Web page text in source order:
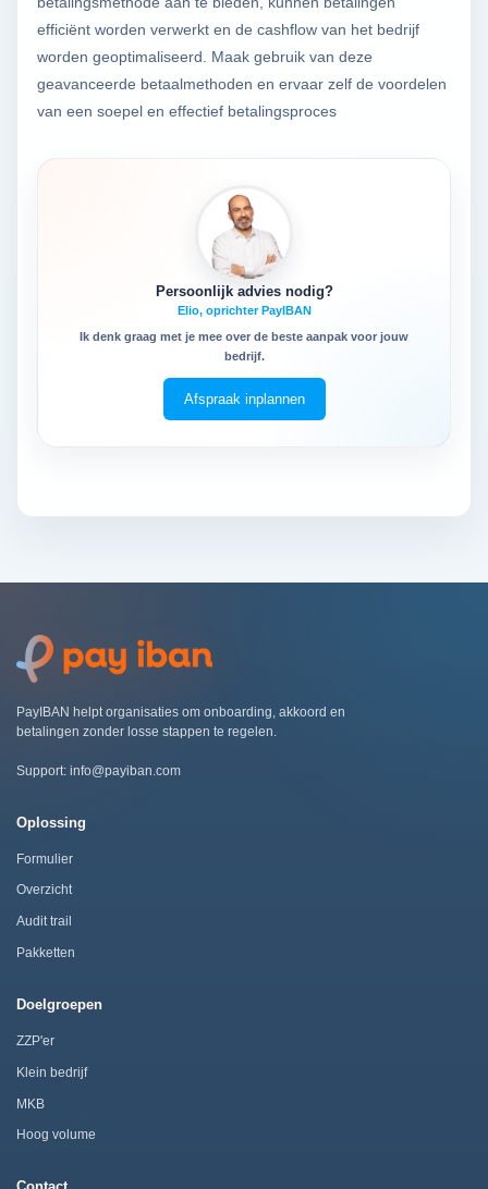
efficiënt worden verwerkt en de cashflow van het bedrijf
worden geoptimaliseerd. Maak gebruik van deze
geavanceerde betaalmethoden en ervaar zelf de voordelen
van een soepel en effectief betalingsproces
Persoonlijk advies nodig?
Elio, oprichter PayIBAN
Ik denk graag met je mee over de beste aanpak voor jouw
bedrijf.
Afspraak inplannen
PayIBAN helpt organisaties om onboarding, akkoord en
betalingen zonder losse stappen te regelen.
Support: info@payiban.com
Oplossing
Formulier
Overzicht
Audit trail
Pakketten
Doelgroepen
ZZP'er
Klein bedrijf
MKB
Hoog volume